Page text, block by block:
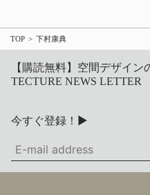
TOP 下村康典
【購読無料】空間デザイ
TECTURE NEWS LETTER
今すぐ登録！▶